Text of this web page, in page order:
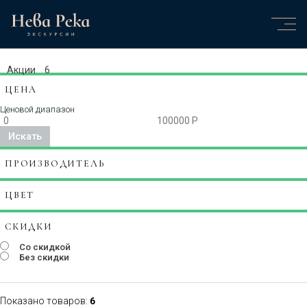
Акции 6
ЦЕНА
Ценовой диапазон
Искать
ПРОИЗВОДИТЕЛЬ
ЦВЕТ
СКИДКИ
Со скидкой
Без скидки
Показано товаров: 6